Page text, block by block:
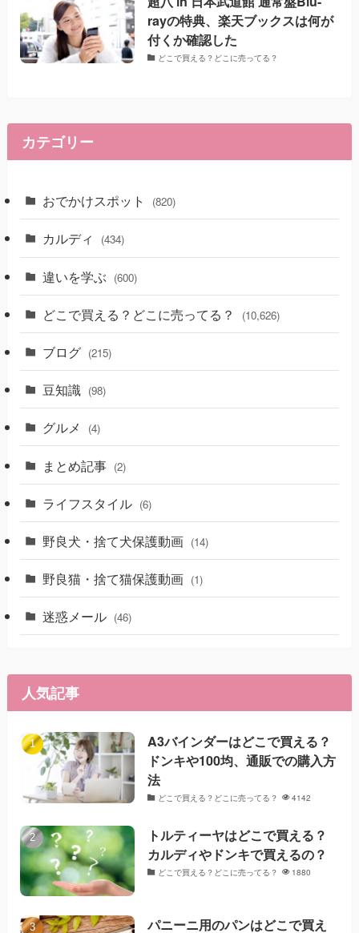
rayの特典、楽天ブックスは何が
付くか確認した
どこで買える？どこに売ってる？
カテゴリー
おでかけスポット (820)
カルディ (434)
違いを学ぶ (600)
どこで買える？どこに売ってる？ (10,626)
ブログ (215)
豆知識 (98)
グルメ (4)
まとめ記事 (2)
ライフスタイル (6)
野良犬・捨て犬保護動画 (14)
野良猫・捨て猫保護動画 (1)
迷惑メール (46)
人気記事
A3バインダーはどこで買える？
ドンキや100均、通販での購入方
法
どこで買える？どこに売ってる？ 4142
トルティーヤはどこで買える？
カルディやドンキで買えるの？
どこで買える？どこに売ってる？ 1880
パニーニ用のパンはどこで買え